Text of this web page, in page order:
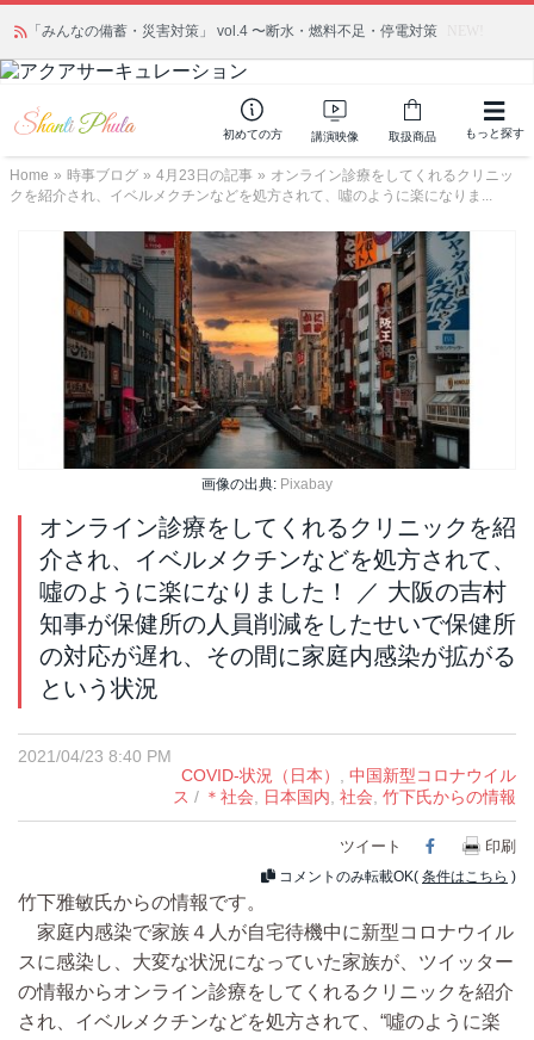
「みんなの備蓄・災害対策」 vol.4 〜断水・燃料不足・停電対策
初めての方 講演映像 取扱商品 もっと探す
Home » 時事ブログ » 4月23日の記事 » オンライン診療をしてくれるクリニッ
クを紹介され、イベルメクチンなどを処方されて、噓のように楽になりま...
画像の出典: Pixabay
オンライン診療をしてくれるクリニックを紹
介され、イベルメクチンなどを処方されて、
噓のように楽になりました！ ／ 大阪の吉村
知事が保健所の人員削減をしたせいで保健所
の対応が遅れ、その間に家庭内感染が拡がる
という状況
2021/04/23 8:40 PM
COVID-状況（日本） , 中国新型コロナウイル
ス / ＊社会, 日本国内, 社会, 竹下氏からの情報
ツイート Facebook
印刷
コメントのみ転載OK( 条件はこちら )
竹下雅敏氏からの情報です。
家庭内感染で家族４人が自宅待機中に新型コロナウイル
スに感染し、大変な状況になっていた家族が、ツイッター
の情報からオンライン診療をしてくれるクリニックを紹介
され、イベルメクチンなどを処方されて、“噓のように楽